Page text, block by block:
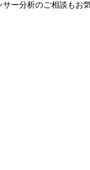
ー分析のご相談もお気